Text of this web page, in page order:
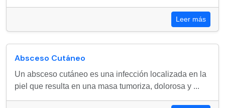
Leer más
Absceso Cutáneo
Un absceso cutáneo es una infección localizada en la
piel que resulta en una masa tumoriza, dolorosa y ...